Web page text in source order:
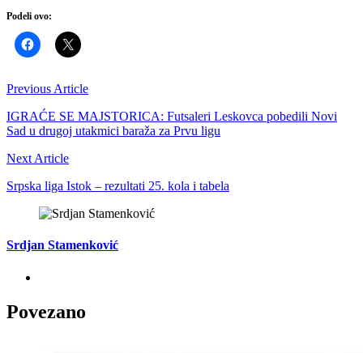
Podeli ovo:
Previous Article
IGRAĆE SE MAJSTORICA: Futsaleri Leskovca pobedili Novi
Sad u drugoj utakmici baraža za Prvu ligu
Next Article
Srpska liga Istok – rezultati 25. kola i tabela
Srdjan Stamenković
Povezano